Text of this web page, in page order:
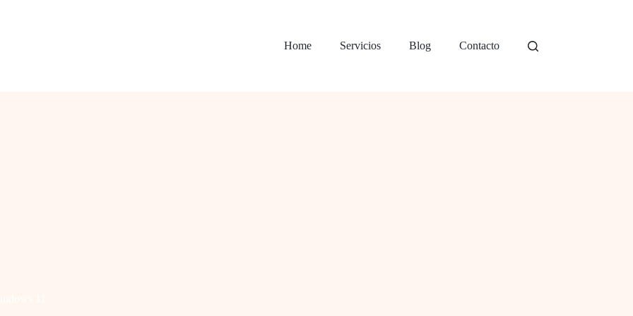
Home
Servicios Blog Contacto